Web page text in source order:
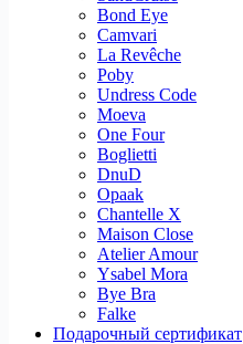
Bond Eye
Camvari
La Revêche
Poby
Undress Code
Moeva
One Four
Boglietti
DnuD
Opaak
Chantelle X
Maison Close
Atelier Amour
Ysabel Mora
Bye Bra
Falke
Подарочный сертификат